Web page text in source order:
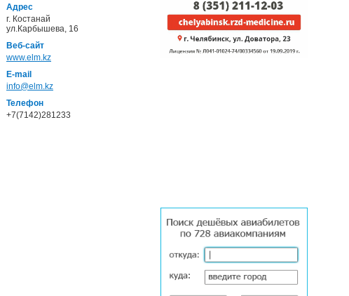
Адрес
г. Костанай
ул.Карбышева, 16
Веб-сайт
www.elm.kz
E-mail
info@elm.kz
Телефон
+7(7142)281233